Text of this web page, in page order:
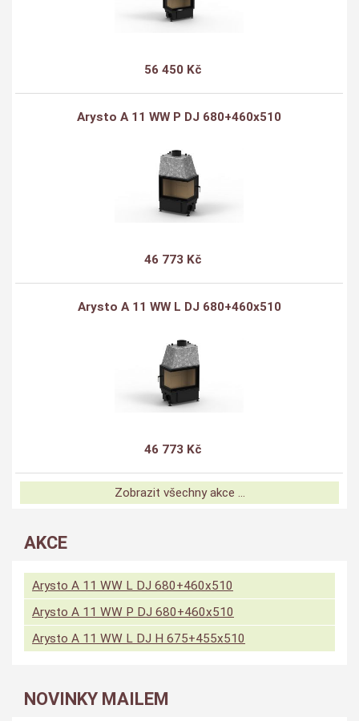
56 450 Kč
Arysto A 11 WW P DJ 680+460x510
46 773 Kč
Arysto A 11 WW L DJ 680+460x510
46 773 Kč
Zobrazit všechny akce ...
AKCE
Arysto A 11 WW L DJ 680+460x510
Arysto A 11 WW P DJ 680+460x510
Arysto A 11 WW L DJ H 675+455x510
NOVINKY MAILEM